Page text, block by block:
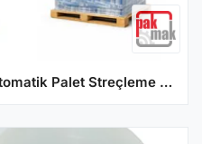
Robopac Genesis HS 50 Otomatik Palet Streçleme Makinesi